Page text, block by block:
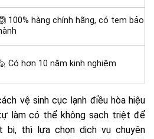
100% hàng chính hãng, có tem bảo
Có hơn 10 năm kinh nghiệm
vệ sinh cục lạnh điều hòa hiệu
làm có thể không sạch triệt để
bị, thì lựa chọn dịch vụ chuyên